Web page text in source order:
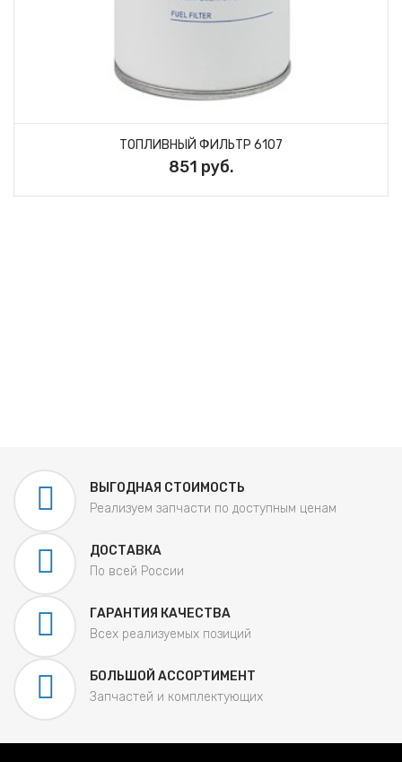
ТОПЛИВНЫЙ ФИЛЬТР 6107
851 руб.
ВЫГОДНАЯ СТОИМОСТЬ
Реализуем запчасти по доступным ценам
ДОСТАВКА
По всей России
ГАРАНТИЯ КАЧЕСТВА
Всех реализуемых позиций
БОЛЬШОЙ АССОРТИМЕНТ
Запчастей и комплектующих